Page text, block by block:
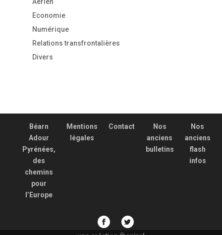
Economie
Numérique
Relations transfrontalières
Divers
Béarn
Adour
Pyrénées,
des
chemins
pour
l’Europe
Mentions
légales
Contact
Nos
anciens
bulletins
Nos
anciens
flash
infos